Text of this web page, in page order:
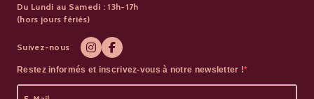
Du Lundi au Samedi : 13h-17h
(hors jours fériés)
Suivez-nous
Restez informés et inscrivez-vous à notre newsletter !